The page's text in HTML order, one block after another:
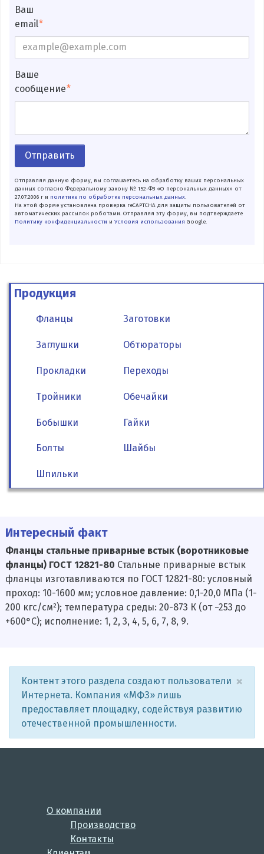
Ваш
email
Ваше
сообщение
Отправить
Отправляя данную форму, вы соглашаетесь на обработку ваших персональных
данных согласно Федеральному закону № 152-ФЗ «О персональных данных» от
27.07.2006 г и политике по обработке персональных данных.
На этой форме установлена проверка reCAPTCHA для защиты пользователей от
автоматических рассылок роботами. Отправляя эту форму, вы подтверждаете
Политику конфиденциальности и Условия использования Google.
Продукция
Фланцы Заготовки
Заглушки Обтюраторы
Прокладки Переходы
Тройники Обечайки
Бобышки Гайки
Болты Шайбы
Шпильки
Интересный факт
Фланцы стальные приварные встык (воротниковые
фланцы) ГОСТ 12821-80 Стальные приварные встык
фланцы изготавливаются по ГОСТ 12821-80: условный
проход: 10-1600 мм; условное давление: 0,1-20,0 МПа (1-
200 кгс/см²); температура среды: 20-873 К (от −253 до
+600°С); исполнение: 1, 2, 3, 4, 5, 6, 7, 8, 9.
×
Контент этого раздела создают пользователи
Интернета. Компания «МФЗ» лишь
предоставляет площадку, содействуя развитию
отечественной промышленности.
О компании
Производство
Контакты